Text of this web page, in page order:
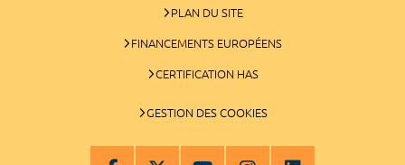
PLAN DU SITE
FINANCEMENTS EUROPÉENS
CERTIFICATION HAS
GESTION DES COOKIES